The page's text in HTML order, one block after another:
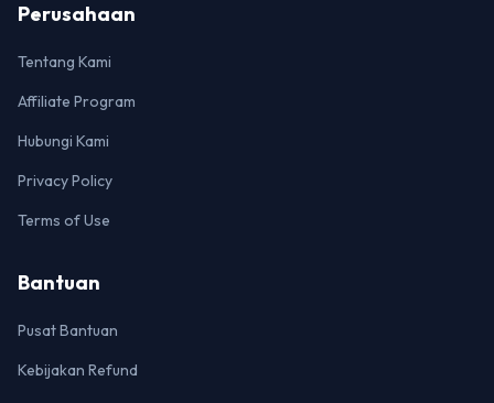
Perusahaan
Tentang Kami
Affiliate Program
Hubungi Kami
Privacy Policy
Terms of Use
Bantuan
Pusat Bantuan
Kebijakan Refund